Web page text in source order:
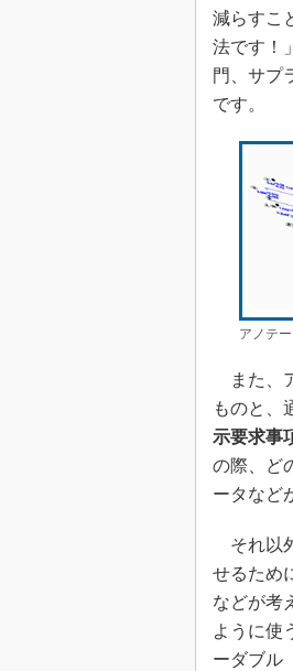
減らすこ
法です！
門、サプ
です。
アノテ
また、
ものと、
示要求事
の際、ど
ータなど
それ以
せるため
などが考
ように使
ーダブル